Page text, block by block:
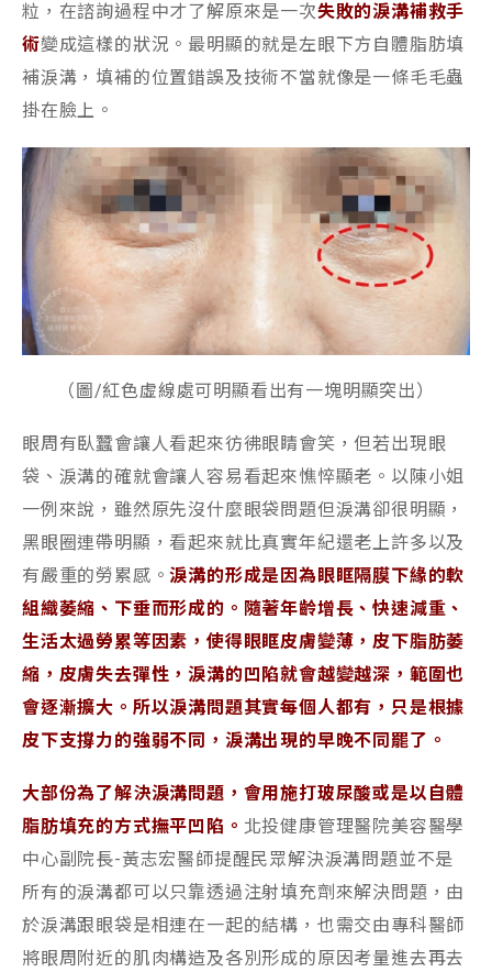
粒，在諮詢過程中才了解原來是一次失敗的淚溝補救手
術變成這樣的狀況。最明顯的就是左眼下方自體脂肪填
補淚溝，填補的位置錯誤及技術不當就像是一條毛毛蟲
掛在臉上。
（圖/紅色虛線處可明顯看出有一塊明顯突出）
眼周有臥蠶會讓人看起來彷彿眼睛會笑，但若出現眼
袋、淚溝的確就會讓人容易看起來憔悴顯老。以陳小姐
一例來說，雖然原先沒什麼眼袋問題但淚溝卻很明顯，
黑眼圈連帶明顯，看起來就比真實年紀還老上許多以及
有嚴重的勞累感。淚溝的形成是因為眼眶隔膜下緣的軟
組織萎縮、下垂而形成的。隨著年齡增長、快速減重、
生活太過勞累等因素，使得眼眶皮膚變薄，皮下脂肪萎
縮，皮膚失去彈性，淚溝的凹陷就會越變越深，範圍也
會逐漸擴大。所以淚溝問題其實每個人都有，只是根據
皮下支撐力的強弱不同，淚溝出現的早晚不同罷了。
大部份為了解決淚溝問題，會用施打玻尿酸或是以自體
脂肪填充的方式撫平凹陷。 北投健康管理醫院美容醫學
中心副院長-黃志宏醫師提醒民眾解決淚溝問題並不是
所有的淚溝都可以只靠透過注射填充劑來解決問題，由
於淚溝跟眼袋是相連在一起的結構，也需交由專科醫師
將眼周附近的肌肉構造及各別形成的原因考量進去再去